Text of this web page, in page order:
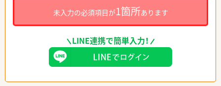
未入力の必須項目が1箇所あります
LINE連携で簡単入力！